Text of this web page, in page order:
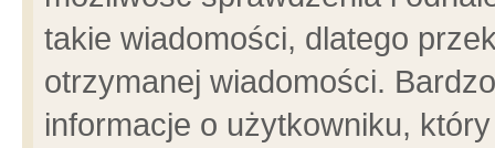
takie wiadomości, dlatego
otrzymanej wiadomości.
informacje o użytkowniku,